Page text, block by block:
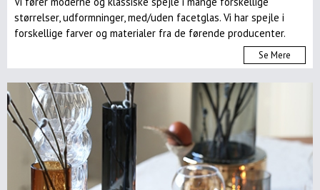
størrelser, udformninger, med/uden facetglas. Vi har spejle i
forskellige farver og materialer fra de førende producenter.
Se Mere